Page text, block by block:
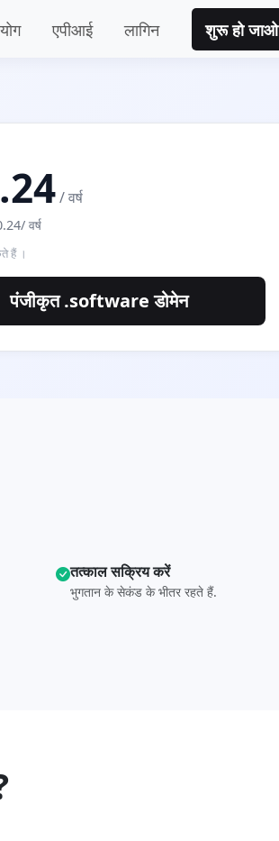
एपीआई लागिन शुरू हो जाओ
/ वर्ष
वर्ष
हैं ।
पंजीकृत .software डोमेन
तत्काल सक्रिय करें
भुगतान के सेकंड के भीतर रहते हैं.